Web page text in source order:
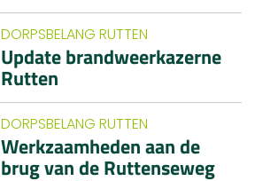
DORPSBELANG RUTTEN
Update brandweerkazerne
Rutten
DORPSBELANG RUTTEN
Werkzaamheden aan de
brug van de Ruttenseweg